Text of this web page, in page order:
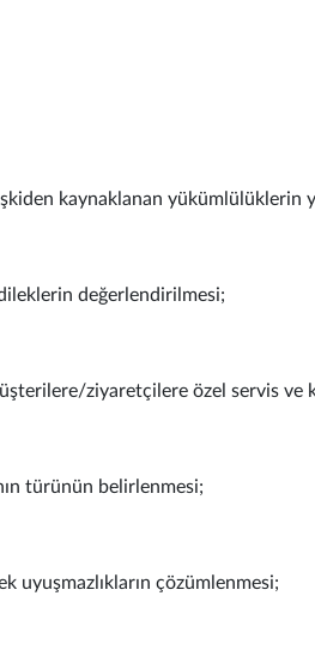
kaynaklanan
değerlendirilmesi;
ziyaretçilere özel servis ve
türünün belirlenmesi;
uyuşmazlıkların çözümlenmesi;